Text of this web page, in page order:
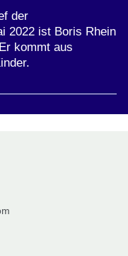
der
2022 ist Boris Rhein
kommt aus